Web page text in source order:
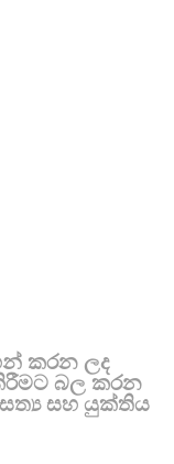
කරන ලද
බල කරන
සහ යුක්තිය